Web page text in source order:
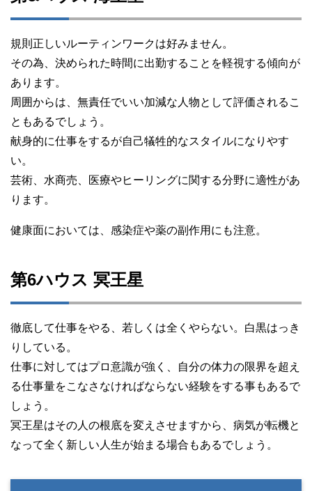
規則正しいルーティンワークは好みません。
その為、決められた時間に出勤することを軽視する傾向が
あります。
周囲からは、無責任でいい加減な人物として評価されるこ
ともあるでしょう。
献身的に仕事をするが自己犠牲的なスタイルになりやす
い。
芸術、水商売、医療やヒーリングに関する分野に適性があ
ります。
健康面においては、感染症や薬の副作用にも注意。
第6ハウス 冥王星
徹底して仕事をやる、若しくは全くやらない。白黒はっき
りしている。
仕事に対してはプロ意識が強く、自分の体力の限界を超え
る仕事量をこなさなければならない経験をする事もあるで
しょう。
冥王星はその人の根底を変えさせますから、病気が転機と
なって全く新しい人生が始まる場合もあるでしょう。